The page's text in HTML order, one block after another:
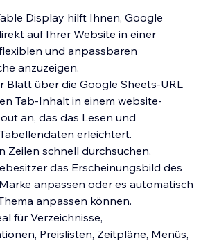
Display hilft Ihnen, Google
auf Ihrer Website in einer
und anpassbaren
anzuzeigen.
Blatt über die Google Sheets-URL
Tab-Inhalt in einem website-
an, das das Lesen und
erleichtert.
Zeilen schnell durchsuchen,
das Erscheinungsbild des
anpassen oder es automatisch
anpassen können.
für Verzeichnisse,
Preislisten, Zeitpläne, Menüs,